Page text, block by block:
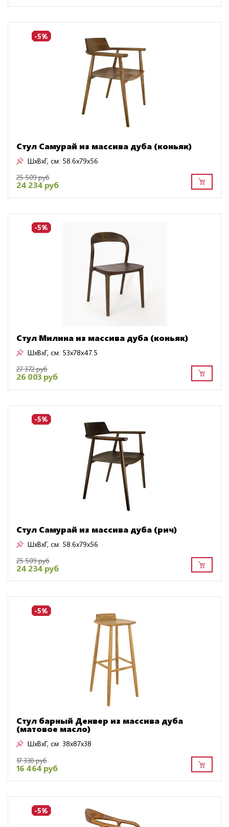
-5%
Стул Самурай из массива дуба (коньяк)
ШxВxГ, см: 58.6x79x56
25 509 руб
24 234 руб
-5%
Стул Милина из массива дуба (коньяк)
ШxВxГ, см: 53x78x47.5
27 372 руб
26 003 руб
-5%
Стул Самурай из массива дуба (рич)
ШxВxГ, см: 58.6x79x56
25 509 руб
24 234 руб
-5%
Стул барный Денвер из массива дуба
(матовое масло)
ШxВxГ, см: 38x87x38
17 330 руб
16 464 руб
-5%